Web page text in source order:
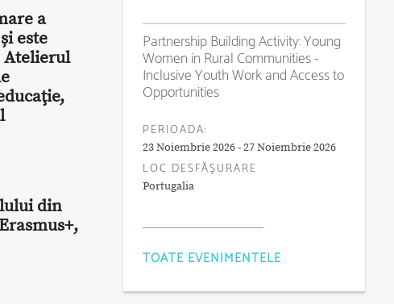
a
și este
Atelierul
din
Partnership Building Activity: Young
Women in Rural Communities -
Inclusive Youth Work and Access to
Opportunities
PERIOADA:
23 Noiembrie 2026 - 27 Noiembrie 2026
LOC DESFĂŞURARE
Portugalia
TOATE EVENIMENTELE